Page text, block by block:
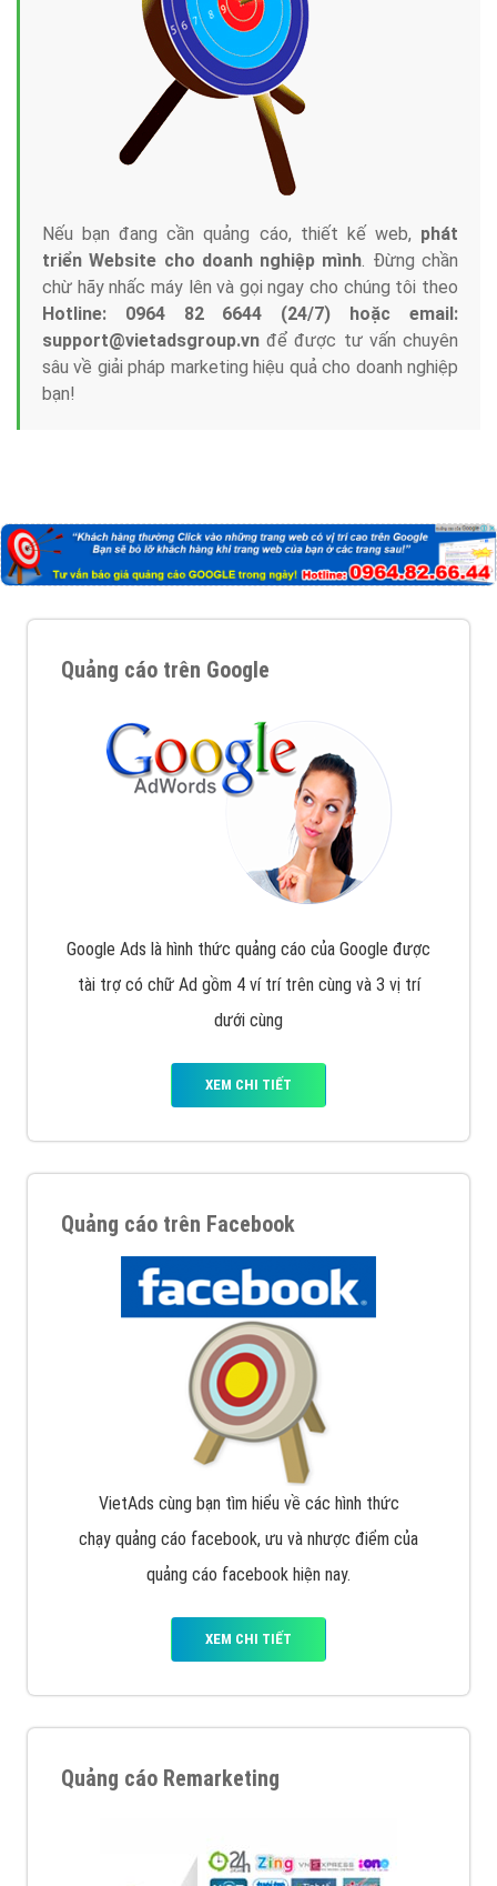
Nếu bạn đang cần quảng cáo, thiết kế web, phát
triển Website cho doanh nghiệp mình. Đừng chần
chừ hãy nhấc máy lên và gọi ngay cho chúng tôi theo
Hotline: 0964 82 6644 (24/7) hoặc email:
support@vietadsgroup.vn để được tư vấn chuyên
sâu về giải pháp marketing hiệu quả cho doanh nghiệp
bạn!
Quảng cáo trên Google
Google Ads là hình thức quảng cáo của Google được
tài trợ có chữ Ad gồm 4 ví trí trên cùng và 3 vị trí
dưới cùng
XEM CHI TIẾT
Quảng cáo trên Facebook
VietAds cùng bạn tìm hiểu về các hình thức
chạy quảng cáo facebook, ưu và nhược điểm của
quảng cáo facebook hiện nay.
XEM CHI TIẾT
Quảng cáo Remarketing